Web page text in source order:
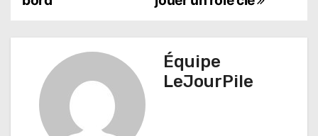
Équipe
LeJourPile